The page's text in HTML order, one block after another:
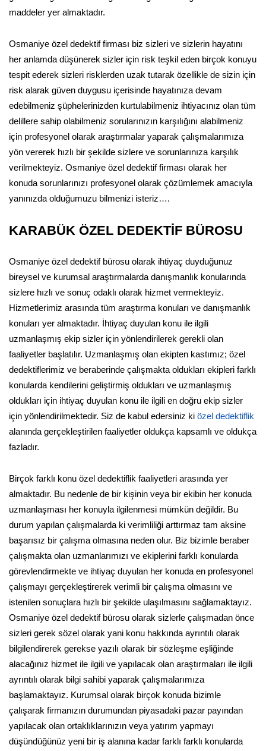
maddeler yer almaktadır.
Osmaniye özel dedektif firması biz sizleri ve sizlerin hayatını
her anlamda düşünerek sizler için risk teşkil eden birçok konuyu
tespit ederek sizleri risklerden uzak tutarak özellikle de sizin için
risk alarak güven duygusu içerisinde hayatınıza devam
edebilmeniz şüphelerinizden kurtulabilmeniz ihtiyacınız olan tüm
delillere sahip olabilmeniz sorularınızın karşılığını alabilmeniz
için profesyonel olarak araştırmalar yaparak çalışmalarımıza
yön vererek hızlı bir şekilde sizlere ve sorunlarınıza karşılık
verilmekteyiz. Osmaniye özel dedektif firması olarak her
konuda sorunlarınızı profesyonel olarak çözümlemek amacıyla
yanınızda olduğumuzu bilmenizi isteriz….
KARABÜK ÖZEL DEDEKTİF BÜROSU
Osmaniye özel dedektif bürosu olarak ihtiyaç duyduğunuz
bireysel ve kurumsal araştırmalarda danışmanlık konularında
sizlere hızlı ve sonuç odaklı olarak hizmet vermekteyiz.
Hizmetlerimiz arasında tüm araştırma konuları ve danışmanlık
konuları yer almaktadır. İhtiyaç duyulan konu ile ilgili
uzmanlaşmış ekip sizler için yönlendirilerek gerekli olan
faaliyetler başlatılır. Uzmanlaşmış olan ekipten kastımız; özel
dedektiflerimiz ve beraberinde çalışmakta oldukları ekipleri farklı
konularda kendilerini geliştirmiş oldukları ve uzmanlaşmış
oldukları için ihtiyaç duyulan konu ile ilgili en doğru ekip sizler
için yönlendirilmektedir. Siz de kabul edersiniz ki özel dedektiflik
alanında gerçekleştirilen faaliyetler oldukça kapsamlı ve oldukça
fazladır.
Birçok farklı konu özel dedektiflik faaliyetleri arasında yer
almaktadır. Bu nedenle de bir kişinin veya bir ekibin her konuda
uzmanlaşması her konuyla ilgilenmesi mümkün değildir. Bu
durum yapılan çalışmalarda ki verimliliği arttırmaz tam aksine
başarısız bir çalışma olmasına neden olur. Biz bizimle beraber
çalışmakta olan uzmanlarımızı ve ekiplerini farklı konularda
görevlendirmekte ve ihtiyaç duyulan her konuda en profesyonel
çalışmayı gerçekleştirerek verimli bir çalışma olmasını ve
istenilen sonuçlara hızlı bir şekilde ulaşılmasını sağlamaktayız.
Osmaniye özel dedektif bürosu olarak sizlerle çalışmadan önce
sizleri gerek sözel olarak yani konu hakkında ayrıntılı olarak
bilgilendirerek gerekse yazılı olarak bir sözleşme eşliğinde
alacağınız hizmet ile ilgili ve yapılacak olan araştırmaları ile ilgili
ayrıntılı olarak bilgi sahibi yaparak çalışmalarımıza
başlamaktayız. Kurumsal olarak birçok konuda bizimle
çalışarak firmanızın durumundan piyasadaki pazar payından
yapılacak olan ortaklıklarınızın veya yatırım yapmayı
düşündüğünüz yeni bir iş alanına kadar farklı farklı konularda